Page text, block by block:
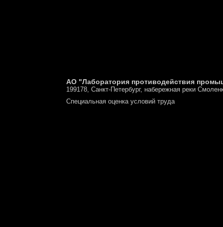
АО "Лаборатория противодействия
199178, Санкт-Петербург, набережная реки
Специальная оценка условий труда